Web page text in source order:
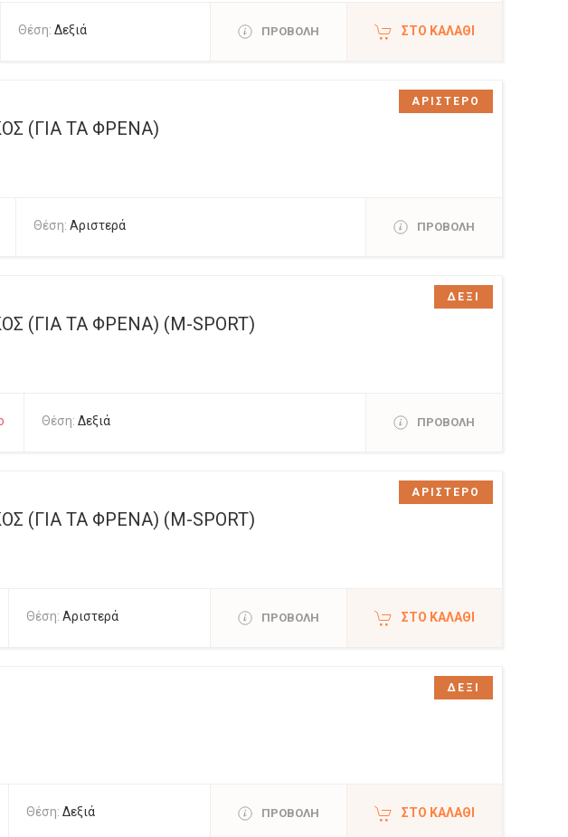
Θέση: Δεξιά ΠΡΟΒΟΛΗ ΣΤΟ ΚΑΛΆΘΙ
(ΓΙΑ ΤΑ ΦΡΕΝΑ)
Θέση: Αριστερά ΠΡΟΒΟΛΗ
ΑΡΙΣΤΕΡΟ
(ΓΙΑ ΤΑ ΦΡΕΝΑ) (M-SPORT)
Θέση: Δεξιά ΠΡΟΒΟΛΗ
ΔΕΞΙ
(ΓΙΑ ΤΑ ΦΡΕΝΑ) (M-SPORT)
Θέση: Αριστερά ΠΡΟΒΟΛΗ ΣΤΟ ΚΑΛΆΘΙ
ΑΡΙΣΤΕΡΟ
Θέση: Δεξιά ΠΡΟΒΟΛΗ ΣΤΟ ΚΑΛΆΘΙ
ΔΕΞΙ